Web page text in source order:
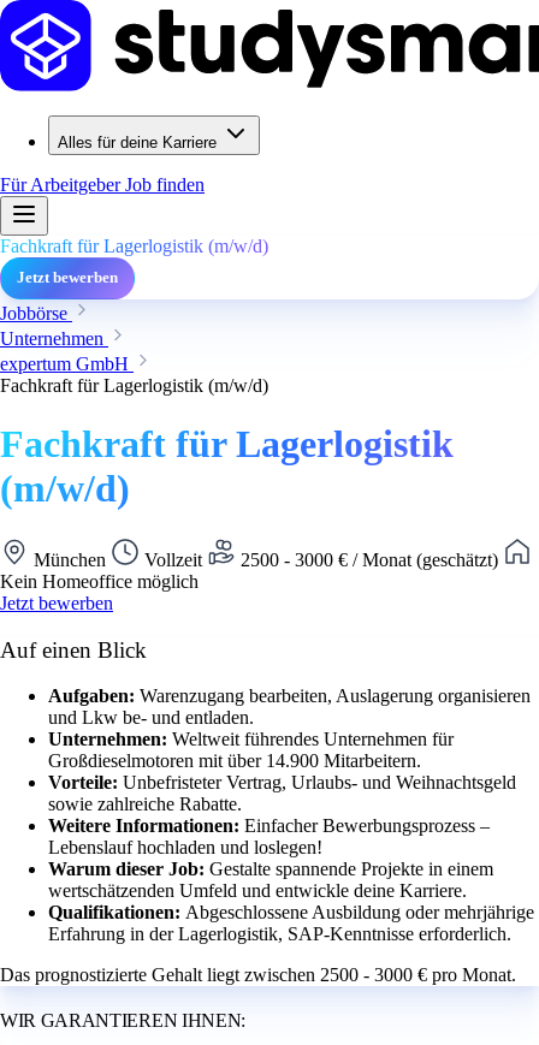
Alles für deine Karriere
Für ArbeitgeberJob finden
Fachkraft für Lagerlogistik (m/w/d)
Jetzt bewerben
Jobbörse
Unternehmen
expertum GmbH
Fachkraft für Lagerlogistik (m/w/d)
Fachkraft für Lagerlogistik
(m/w/d)
München Vollzeit
2500 - 3000 € / Monat (geschätzt)
Kein Homeoffice möglich
Jetzt bewerben
Auf einen Blick
Aufgaben: Warenzugang bearbeiten, Auslagerung organisieren
und Lkw be- und entladen.
Unternehmen: Weltweit führendes Unternehmen für
Großdieselmotoren mit über 14.900 Mitarbeitern.
Vorteile: Unbefristeter Vertrag, Urlaubs- und Weihnachtsgeld
sowie zahlreiche Rabatte.
Weitere Informationen: Einfacher Bewerbungsprozess –
Lebenslauf hochladen und loslegen!
Warum dieser Job: Gestalte spannende Projekte in einem
wertschätzenden Umfeld und entwickle deine Karriere.
Qualifikationen: Abgeschlossene Ausbildung oder mehrjährige
Erfahrung in der Lagerlogistik, SAP-Kenntnisse erforderlich.
Das prognostizierte Gehalt liegt zwischen 2500 - 3000 € pro Monat.
WIR GARANTIEREN IHNEN: